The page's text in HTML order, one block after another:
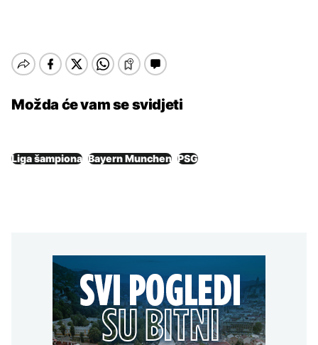
Možda će vam se svidjeti
Liga šampiona Bayern Munchen PSG